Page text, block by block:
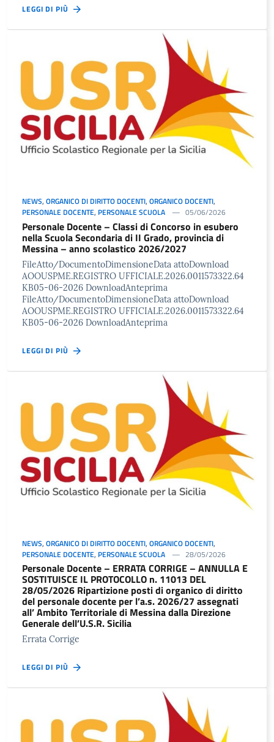
LEGGI DI PIÙ
NEWS, ORGANICO DI DIRITTO DOCENTI, ORGANICO DOCENTI,
PERSONALE DOCENTE, PERSONALE SCUOLA 05/06/2026
Personale Docente – Classi di Concorso in esubero
nella Scuola Secondaria di II Grado, provincia di
Messina – anno scolastico 2026/2027
FileAtto/DocumentoDimensioneData attoDownload
AOOUSPME.REGISTRO UFFICIALE.2026.0011573322.64
KB05-06-2026 DownloadAnteprima
FileAtto/DocumentoDimensioneData attoDownload
AOOUSPME.REGISTRO UFFICIALE.2026.0011573322.64
KB05-06-2026 DownloadAnteprima
LEGGI DI PIÙ
NEWS, ORGANICO DI DIRITTO DOCENTI, ORGANICO DOCENTI,
PERSONALE DOCENTE, PERSONALE SCUOLA 28/05/2026
Personale Docente – ERRATA CORRIGE – ANNULLA E
SOSTITUISCE IL PROTOCOLLO n. 11013 DEL
28/05/2026 Ripartizione posti di organico di diritto
del personale docente per l’a.s. 2026/27 assegnati
all’ Ambito Territoriale di Messina dalla Direzione
Generale dell’U.S.R. Sicilia
Errata Corrige
LEGGI DI PIÙ